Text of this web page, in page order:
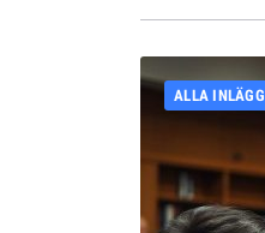
ALLA INLÄGG